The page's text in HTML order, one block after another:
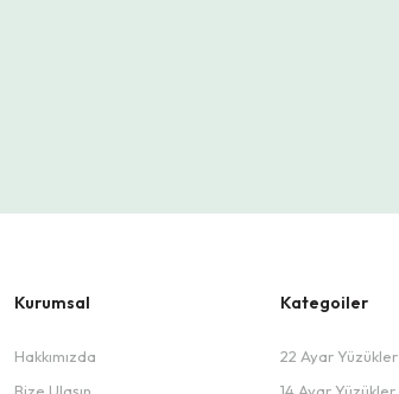
Kurumsal
Hakkımızda
Kategoiler
22 Ayar Yüzükler